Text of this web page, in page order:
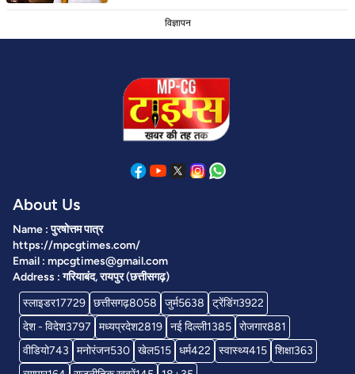
विज्ञापन
About Us
Name : पुरषोत्तम पात्र
https://mpcgtimes.com/
Email : mpcgtimes@gmail.com
Address : गरियाबंद, रायपुर (छत्तीसगढ़)
स्लाइडर17729 छत्तीसगढ़8058 जुर्म5638 ट्रेंडिंग3922
देश - विदेश3797 मध्यप्रदेश2819 नई दिल्ली1385 रोजगार881
वीडियो743 मनोरंजन530 खेल515 धर्म422 स्वास्थ्य415 शिक्षा363